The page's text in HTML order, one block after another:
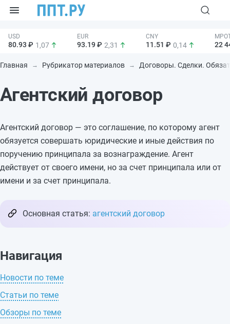
80.93 ₽ 1,07 93.19 ₽ 2,31 11.51 ₽ 0,14 22
Главная Рубрикатор материалов Договоры. Сделки.
Агентский договор
Агентский договор — это соглашение, по которому агент
обязуется совершать юридические и иные действия по
поручению принципала за вознаграждение. Агент
действует от своего имени, но за счет принципала или от
имени и за счет принципала.
Основная статья: агентский договор
Навигация
Новости по теме
Статьи по теме
Обзоры по теме